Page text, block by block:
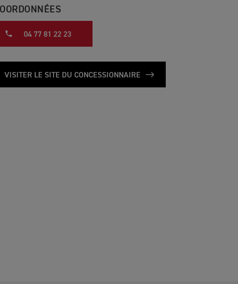
04 77 81 22 23
VISITER LE SITE DU CONCESSIONNAIRE